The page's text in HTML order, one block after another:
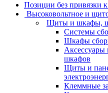
Позиции без привязки
Высоковольтное и
Щиты и шкафы,
Системы
Шкафы
шкафов
Щиты и
Клеммные